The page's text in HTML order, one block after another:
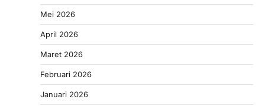
Mei 2026
April 2026
Maret 2026
Februari 2026
Januari 2026